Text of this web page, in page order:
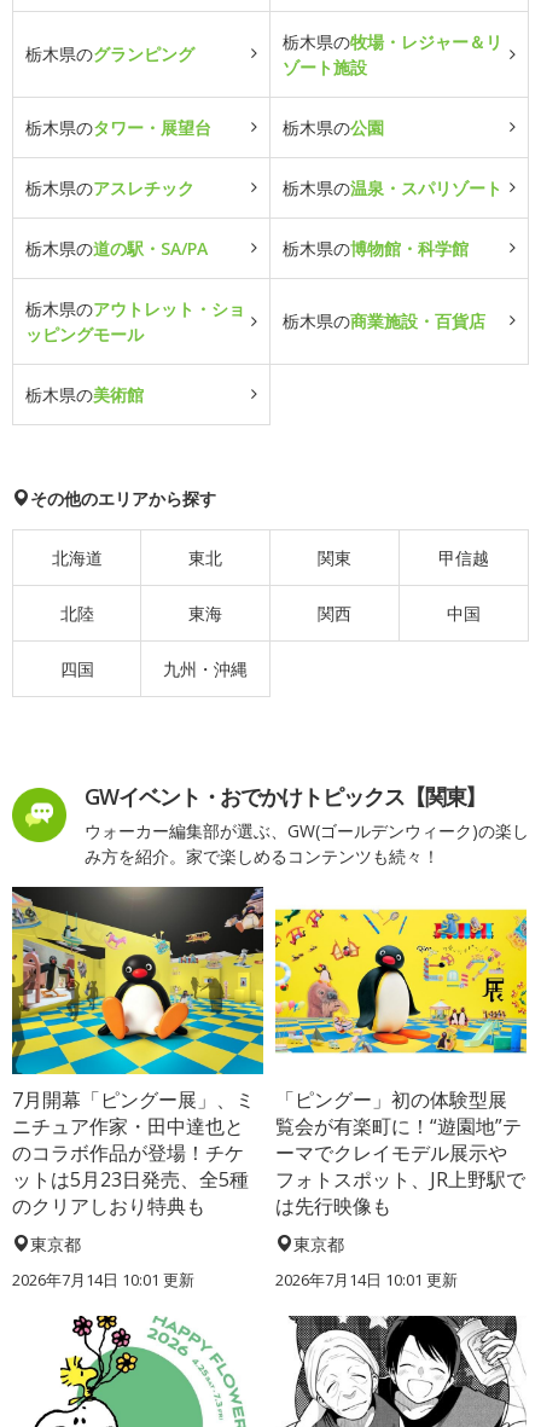
栃木県のグランピング
栃木県の牧場・レジャー＆リ
ゾート施設
栃木県のタワー・展望台 栃木県の公園
栃木県のアスレチック 栃木県の温泉・スパリゾート
栃木県の道の駅・SA/PA 栃木県の博物館・科学館
栃木県のアウトレット・ショ
ッピングモール
栃木県の商業施設・百貨店
栃木県の美術館
その他のエリアから探す
北海道 東北 関東 甲信越
北陸 東海 関西 中国
四国 九州・沖縄
GWイベント・おでかけトピックス【関東】
ウォーカー編集部が選ぶ、GW(ゴールデンウィーク)の楽し
み方を紹介。家で楽しめるコンテンツも続々！
7月開幕「ピングー展」、ミ
ニチュア作家・田中達也と
のコラボ作品が登場！チケ
ットは5月23日発売、全5種
のクリアしおり特典も
東京都
2026年7月14日 10:01 更新
「ピングー」初の体験型展
覧会が有楽町に！“遊園地”テ
ーマでクレイモデル展示や
フォトスポット、JR上野駅で
は先行映像も
東京都
2026年7月14日 10:01 更新